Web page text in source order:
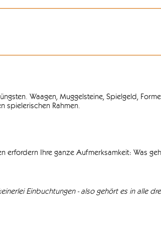
Waagen, Muggelsteine, Spielgeld,
spielerischen Rahmen.
Ihre ganze Aufmerksamkeit: Was
Einbuchtungen - also gehört es in alle